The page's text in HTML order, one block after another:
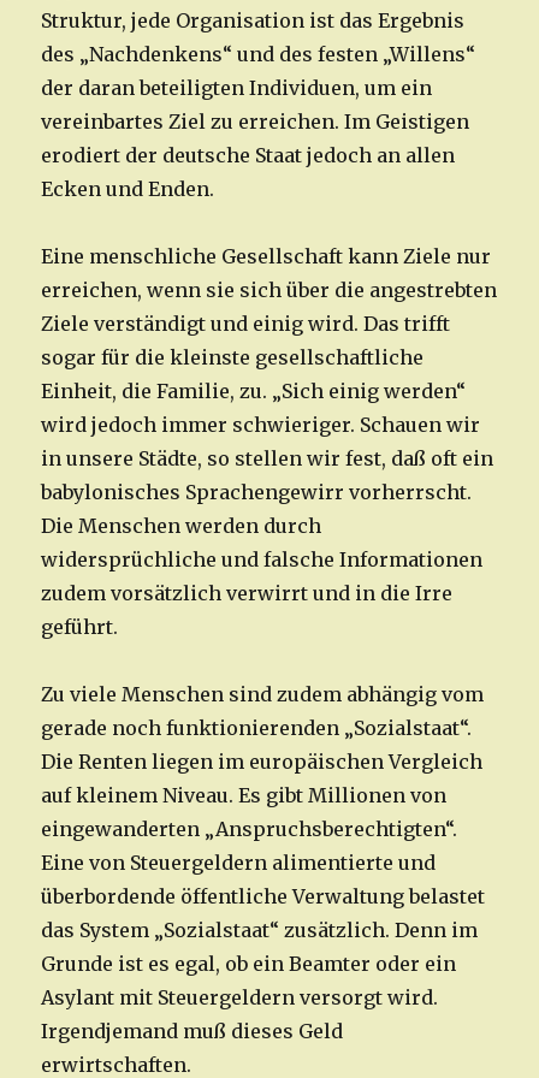
Struktur, jede Organisation ist das Ergebnis
des „Nachdenkens“ und des festen „Willens“
der daran beteiligten Individuen, um ein
vereinbartes Ziel zu erreichen. Im Geistigen
erodiert der deutsche Staat jedoch an allen
Ecken und Enden.
Eine menschliche Gesellschaft kann Ziele nur
erreichen, wenn sie sich über die angestrebten
Ziele verständigt und einig wird. Das trifft
sogar für die kleinste gesellschaftliche
Einheit, die Familie, zu. „Sich einig werden“
wird jedoch immer schwieriger. Schauen wir
in unsere Städte, so stellen wir fest, daß oft ein
babylonisches Sprachengewirr vorherrscht.
Die Menschen werden durch
widersprüchliche und falsche Informationen
zudem vorsätzlich verwirrt und in die Irre
geführt.
Zu viele Menschen sind zudem abhängig vom
gerade noch funktionierenden „Sozialstaat“.
Die Renten liegen im europäischen Vergleich
auf kleinem Niveau. Es gibt Millionen von
eingewanderten „Anspruchsberechtigten“.
Eine von Steuergeldern alimentierte und
überbordende öffentliche Verwaltung belastet
das System „Sozialstaat“ zusätzlich. Denn im
Grunde ist es egal, ob ein Beamter oder ein
Asylant mit Steuergeldern versorgt wird.
Irgendjemand muß dieses Geld
erwirtschaften.